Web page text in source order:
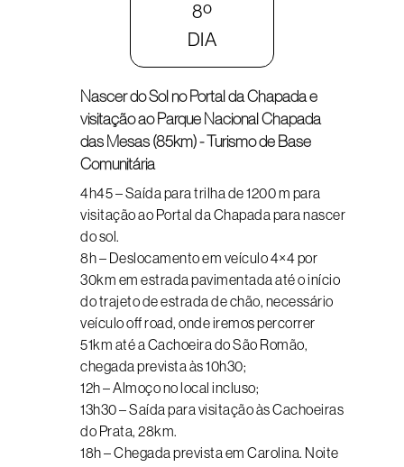
8º
DIA
Nascer do Sol no Portal da Chapada e
visitação ao Parque Nacional Chapada
das Mesas (85km) - Turismo de Base
Comunitária
4h45 – Saída para trilha de 1200 m para
visitação ao Portal da Chapada para nascer
do sol.
8h – Deslocamento em veículo 4×4 por
30km em estrada pavimentada até o início
do trajeto de estrada de chão, necessário
veículo off road, onde iremos percorrer
51km até a Cachoeira do São Romão,
chegada prevista às 10h30;
12h – Almoço no local incluso;
13h30 – Saída para visitação às Cachoeiras
do Prata, 28km.
18h – Chegada prevista em Carolina. Noite